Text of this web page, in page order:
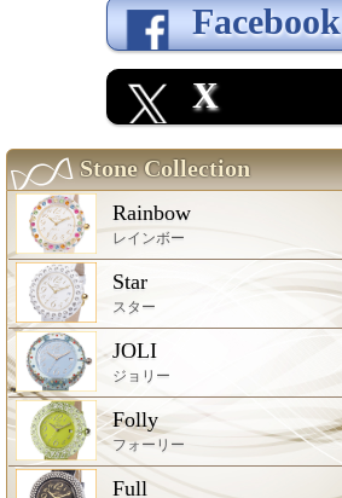
Facebook
X
Stone Collection
Rainbow
レインボー
Star
スター
JOLI
ジョリー
Folly
フォーリー
Full